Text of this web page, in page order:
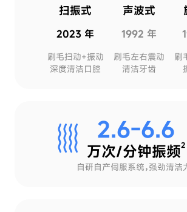
扫振式
2023 年
刷毛扫动+振动
深度清洁口腔
声波式
1992 年
刷毛左右震动
清洁牙齿
刷
2.6-6.6
万次/分钟振频2
自研自产伺服系统，强劲清洁